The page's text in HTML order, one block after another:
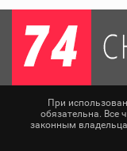
При
обязательна. Все
законным